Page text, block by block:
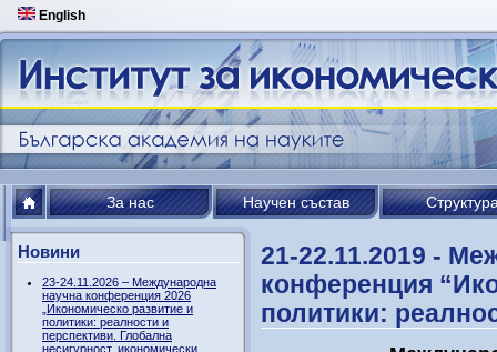
English
За нас Научен състав
Новини
23-24.11.2026 – Международна
научна конференция 2026
„Икономическо развитие и
политики: реалности и
перспективи. Глобална
несигурност, икономически
21-22.11.2019 -
конференция
политики: